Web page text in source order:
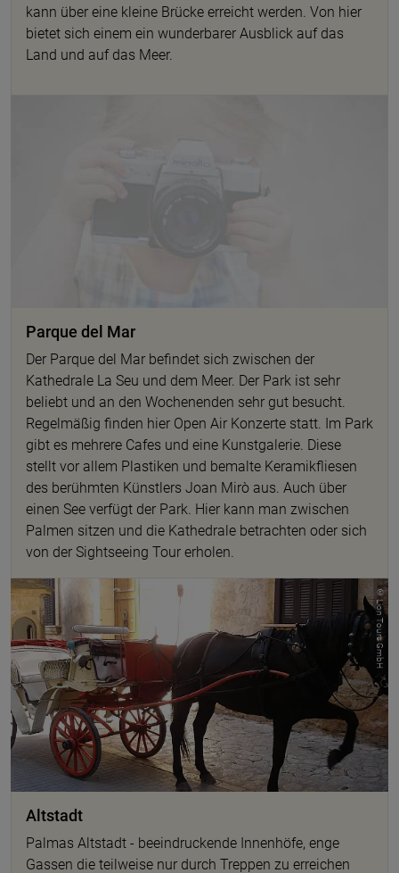
kann über eine kleine Brücke erreicht werden. Von hier
bietet sich einem ein wunderbarer Ausblick auf das
Land und auf das Meer.
Parque del Mar
Der Parque del Mar befindet sich zwischen der
Kathedrale La Seu und dem Meer. Der Park ist sehr
beliebt und an den Wochenenden sehr gut besucht.
Regelmäßig finden hier Open Air Konzerte statt. Im Park
gibt es mehrere Cafes und eine Kunstgalerie. Diese
stellt vor allem Plastiken und bemalte Keramikfliesen
des berühmten Künstlers Joan Mirò aus. Auch über
einen See verfügt der Park. Hier kann man zwischen
Palmen sitzen und die Kathedrale betrachten oder sich
von der Sightseeing Tour erholen.
© Lion Tours GmbH
Altstadt
Palmas Altstadt - beeindruckende Innenhöfe, enge
Gassen die teilweise nur durch Treppen zu erreichen